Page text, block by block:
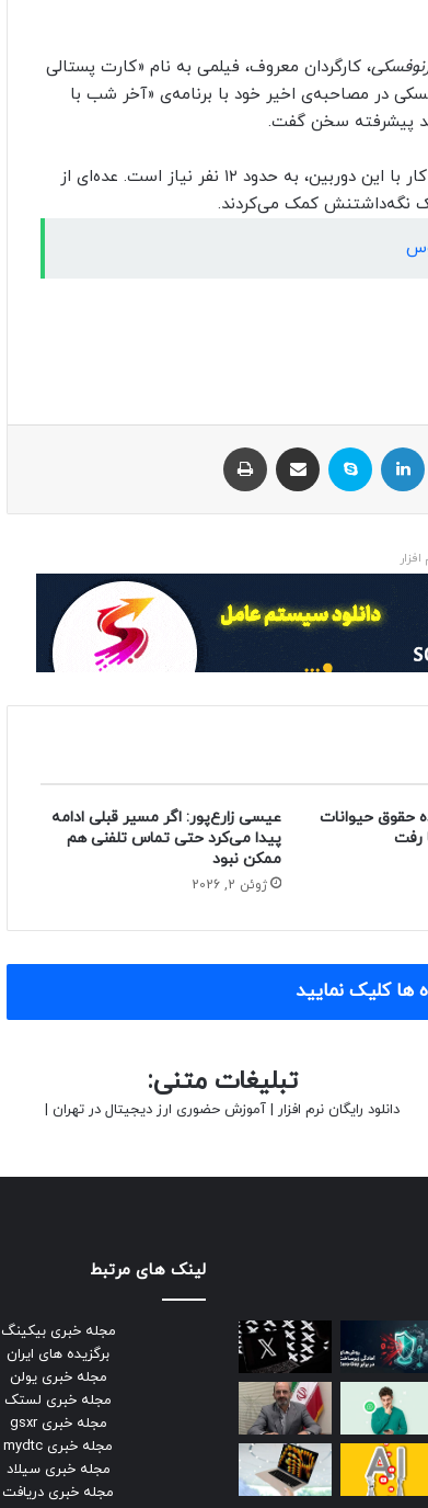
، کارگردان معروف، فیلمی به نام «کارت پستالی
در مصاحبه‌ی اخیر خود با برنامه‌ی «آخر شب با
حد پیشرفته سخن گفت.
یکی از جزئیات خیره‌کننده‌ای که بیان شد، این بود که برای کار با این دوربین، به حدود ۱۲ نفر نیاز است. عده‌ای از
نگه‌داشتنش کمک می‌کردند.
ایکس
افزار
حقوق حیوانات
عیسی زارع‌پور: اگر مسیر قبلی ادامه
پیدا می‌کرد حتی تماس تلفنی هم
ممکن نبود
ژوئن 2, 2026
ها کلیک نمایید
تبلیغات متنی:
دانلود رایگان نرم افزار آموزش حضوری ارز دیجیتال در تهران
لینک های مرتبط
مجله خبری بیکینگ
برگزیده های ایران
مجله خبری یولن
مجله خبری لستک
مجله خبری gsxr
مجله خبری mydtc
مجله خبری سیلاد
مجله خبری دریافت